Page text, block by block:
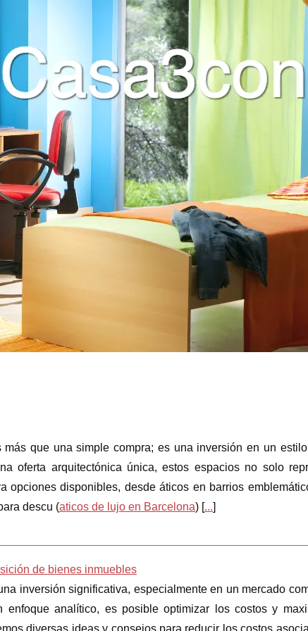
que una simple compra; es una inversión en un
oferta arquitectónica única, estos espacios no solo
opciones disponibles, desde áticos en barrios
descu (aticos de lujo en Barcelona) [...]
de bienes inmuebles
inversión significativa, especialmente en un mercado
analítico, es posible optimizar los costos y
diversas ideas y consejos para reducir los costos